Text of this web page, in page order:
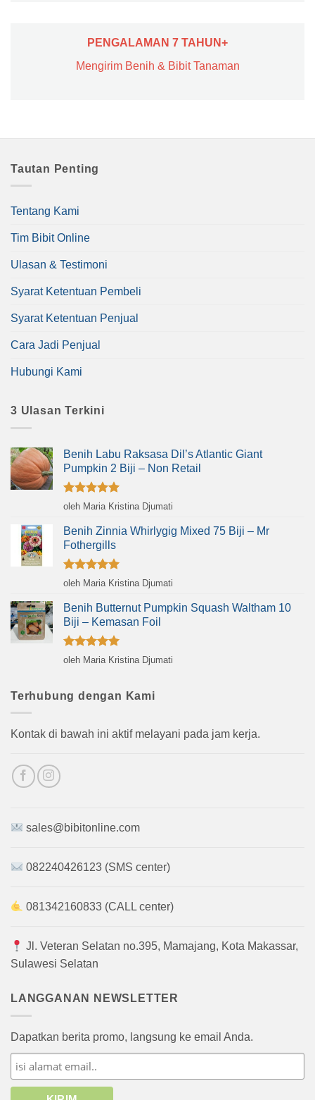
PENGALAMAN 7 TAHUN+
Mengirim Benih & Bibit Tanaman
Tautan Penting
Tentang Kami
Tim Bibit Online
Ulasan & Testimoni
Syarat Ketentuan Pembeli
Syarat Ketentuan Penjual
Cara Jadi Penjual
Hubungi Kami
3 Ulasan Terkini
Benih Labu Raksasa Dil’s Atlantic Giant
Pumpkin 2 Biji – Non Retail
Dinilai5
oleh Maria Kristina Djumati
Benih Zinnia Whirlygig Mixed 75 Biji – Mr
Fothergills
Dinilai5
oleh Maria Kristina Djumati
Benih Butternut Pumpkin Squash Waltham 10
Biji – Kemasan Foil
Dinilai5
oleh Maria Kristina Djumati
Terhubung dengan Kami
Kontak di bawah ini aktif melayani pada jam kerja.
sales@bibitonline.com
082240426123 (SMS center)
081342160833 (CALL center)
Jl. Veteran Selatan no.395, Mamajang, Kota Makassar,
Sulawesi Selatan
LANGGANAN NEWSLETTER
Dapatkan berita promo, langsung ke email Anda.